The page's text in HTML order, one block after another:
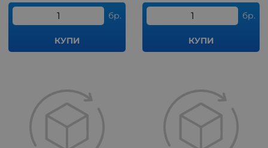
бр.
КУПИ
бр.
КУПИ